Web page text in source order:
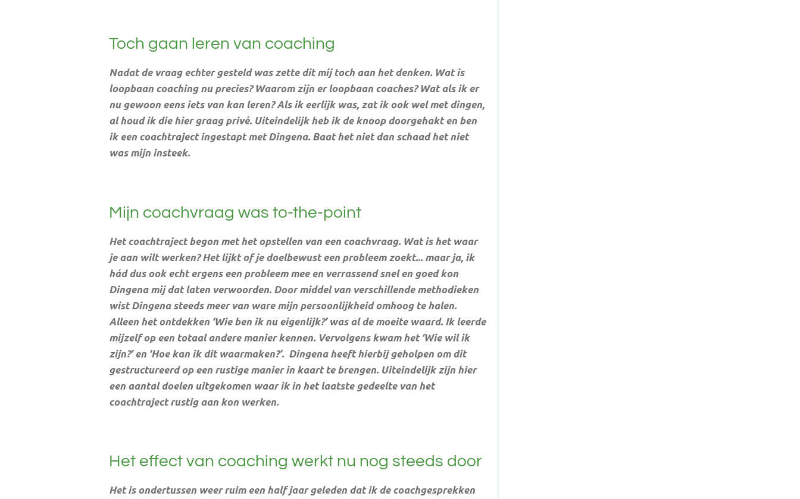
Toch gaan leren van coaching
Nadat de vraag echter gesteld was zette dit mij toch aan het denken. Wat is
loopbaan coaching nu precies? Waarom zijn er loopbaan coaches? Wat als ik er
nu gewoon eens iets van kan leren? Als ik eerlijk was, zat ik ook wel met dingen,
al houd ik die hier graag privé. Uiteindelijk heb ik de knoop doorgehakt en ben
ik een coachtraject ingestapt met Dingena. Baat het niet dan schaad het niet
was mijn insteek.
Mijn coachvraag was to-the-point
Het coachtraject begon met het opstellen van een coachvraag. Wat is het waar
je aan wilt werken? Het lijkt of je doelbewust een probleem zoekt... maar ja, ik
hád dus ook echt ergens een probleem mee en verrassend snel en goed kon
Dingena mij dat laten verwoorden. Door middel van verschillende methodieken
wist Dingena steeds meer van ware mijn persoonlijkheid omhoog te halen.
Alleen het ontdekken ‘Wie ben ik nu eigenlijk?’ was al de moeite waard. Ik leerde
mijzelf op een totaal andere manier kennen. Vervolgens kwam het ‘Wie wil ik
zijn?’ en ‘Hoe kan ik dit waarmaken?’. Dingena heeft hierbij geholpen om dit
gestructureerd op een rustige manier in kaart te brengen. Uiteindelijk zijn hier
een aantal doelen uitgekomen waar ik in het laatste gedeelte van het
coachtraject rustig aan kon werken.
Het effect van coaching werkt nu nog steeds door
Het is ondertussen weer ruim een half jaar geleden dat ik de coachgesprekken